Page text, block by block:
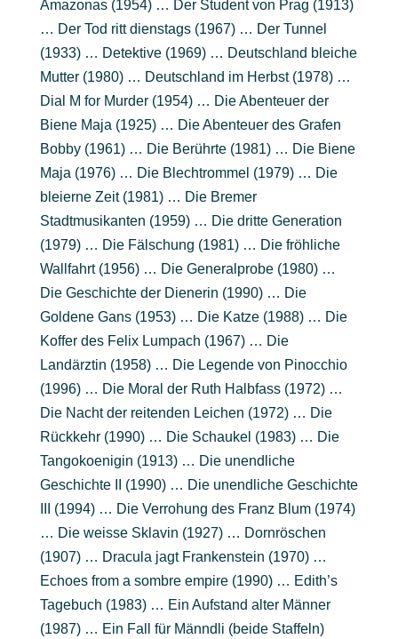
Amazonas (1954) … Der Student von Prag (1913)
… Der Tod ritt dienstags (1967) … Der Tunnel
(1933) … Detektive (1969) … Deutschland bleiche
Mutter (1980) … Deutschland im Herbst (1978) …
Dial M for Murder (1954) … Die Abenteuer der
Biene Maja (1925) … Die Abenteuer des Grafen
Bobby (1961) … Die Berührte (1981) … Die Biene
Maja (1976) … Die Blechtrommel (1979) … Die
bleierne Zeit (1981) … Die Bremer
Stadtmusikanten (1959) … Die dritte Generation
(1979) … Die Fälschung (1981) … Die fröhliche
Wallfahrt (1956) … Die Generalprobe (1980) …
Die Geschichte der Dienerin (1990) … Die
Goldene Gans (1953) … Die Katze (1988) … Die
Koffer des Felix Lumpach (1967) … Die
Landärztin (1958) … Die Legende von Pinocchio
(1996) … Die Moral der Ruth Halbfass (1972) …
Die Nacht der reitenden Leichen (1972) … Die
Rückkehr (1990) … Die Schaukel (1983) … Die
Tangokoenigin (1913) … Die unendliche
Geschichte II (1990) … Die unendliche Geschichte
III (1994) … Die Verrohung des Franz Blum (1974)
… Die weisse Sklavin (1927) … Dornröschen
(1907) … Dracula jagt Frankenstein (1970) …
Echoes from a sombre empire (1990) … Edith’s
Tagebuch (1983) … Ein Aufstand alter Männer
(1987) … Ein Fall für Männdli (beide Staffeln)